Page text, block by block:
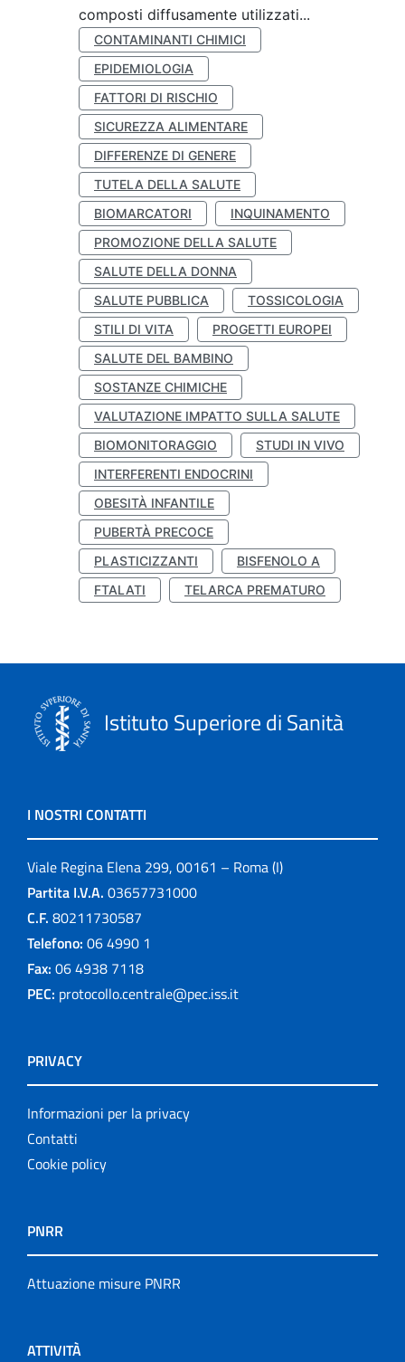
composti diffusamente utilizzati...
CONTAMINANTI CHIMICI
EPIDEMIOLOGIA
FATTORI DI RISCHIO
SICUREZZA ALIMENTARE
DIFFERENZE DI GENERE
TUTELA DELLA SALUTE
BIOMARCATORI
INQUINAMENTO
PROMOZIONE DELLA SALUTE
SALUTE DELLA DONNA
SALUTE PUBBLICA
TOSSICOLOGIA
STILI DI VITA
PROGETTI EUROPEI
SALUTE DEL BAMBINO
SOSTANZE CHIMICHE
VALUTAZIONE IMPATTO SULLA SALUTE
BIOMONITORAGGIO
STUDI IN VIVO
INTERFERENTI ENDOCRINI
OBESITÀ INFANTILE
PUBERTÀ PRECOCE
PLASTICIZZANTI
BISFENOLO A
FTALATI
TELARCA PREMATURO
Istituto Superiore di Sanità
I NOSTRI CONTATTI
Viale Regina Elena 299, 00161 – Roma (I)
Partita I.V.A. 03657731000
C.F. 80211730587
Telefono: 06 4990 1
Fax: 06 4938 7118
PEC: protocollo.centrale@pec.iss.it
PRIVACY
Informazioni per la privacy
Contatti
Cookie policy
PNRR
Attuazione misure PNRR
ATTIVITÀ